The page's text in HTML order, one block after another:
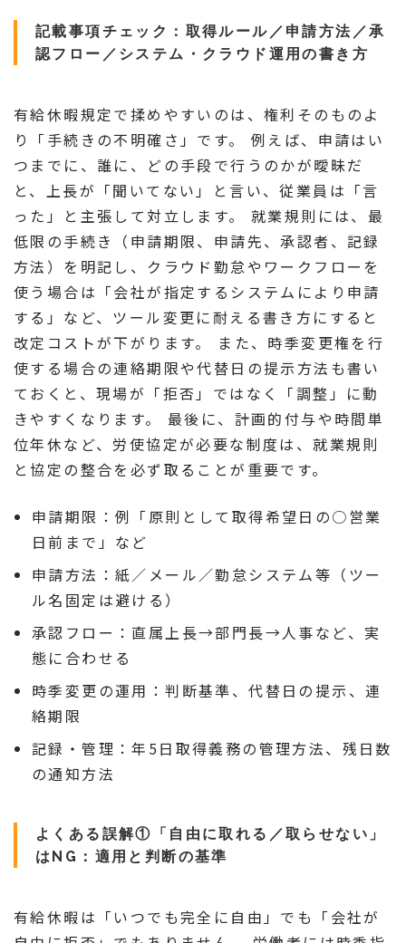
記載事項チェック：取得ルール／申請方法／承
認フロー／システム・クラウド運用の書き方
有給休暇規定で揉めやすいのは、権利そのものよ
り「手続きの不明確さ」です。 例えば、申請はい
つまでに、誰に、どの手段で行うのかが曖昧だ
と、上長が「聞いてない」と言い、従業員は「言
った」と主張して対立します。 就業規則には、最
低限の手続き（申請期限、申請先、承認者、記録
方法）を明記し、クラウド勤怠やワークフローを
使う場合は「会社が指定するシステムにより申請
する」など、ツール変更に耐える書き方にすると
改定コストが下がります。 また、時季変更権を行
使する場合の連絡期限や代替日の提示方法も書い
ておくと、現場が「拒否」ではなく「調整」に動
きやすくなります。 最後に、計画的付与や時間単
位年休など、労使協定が必要な制度は、就業規則
と協定の整合を必ず取ることが重要です。
申請期限：例「原則として取得希望日の○営業
日前まで」など
申請方法：紙／メール／勤怠システム等（ツー
ル名固定は避ける）
承認フロー：直属上長→部門長→人事など、実
態に合わせる
時季変更の運用：判断基準、代替日の提示、連
絡期限
記録・管理：年5日取得義務の管理方法、残日数
の通知方法
よくある誤解①「自由に取れる／取らせない」
はNG：適用と判断の基準
有給休暇は「いつでも完全に自由」でも「会社が